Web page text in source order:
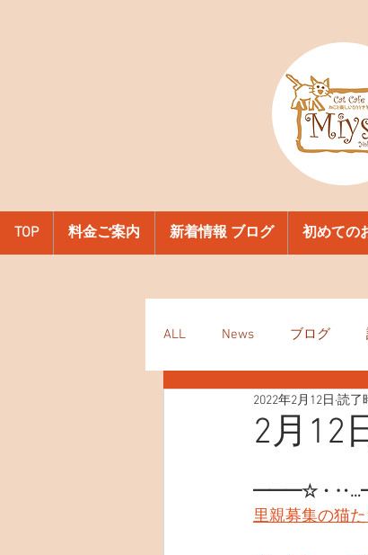
TOP 料金ご案内 新着情報 ブログ 初めての
ALL News ブログ
2月12
2022年2月12日 読了
━━━☆・
里親募集の猫た